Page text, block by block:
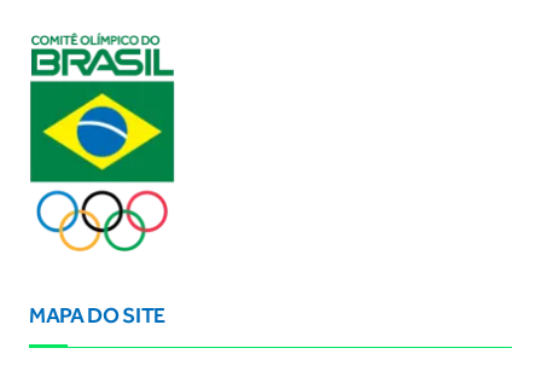
MAPA DO SITE